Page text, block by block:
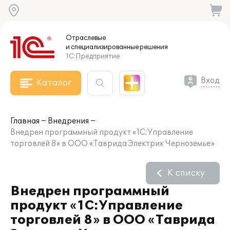
Отраслевые
и специализированныерешения
1С:Предприятие
Каталог Вход
Главная
Внедрения
Внедрен программный продукт «1С:Управление
торговлей 8» в ООО «Таврида Электрик Черноземье»
Внедрен программный
продукт «1С:Управление
торговлей 8» в ООО «Таврида
К списку